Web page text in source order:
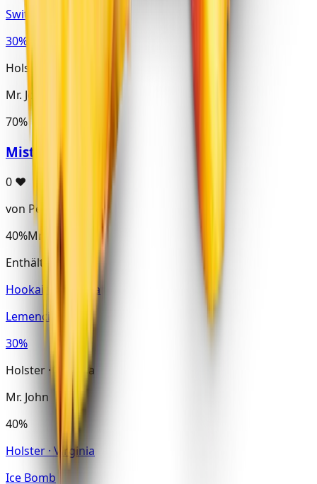
Swit Comet
30%
Holster · Virginia
Mr. John
70%
MisterLemonice
0 ♥
von PeRkYI
40%Mr. John
Enthält Mr. John
Hookain · Virginia
Lemenciaga
30%
Holster · Virginia
Mr. John
40%
Holster · Virginia
Ice Bomb